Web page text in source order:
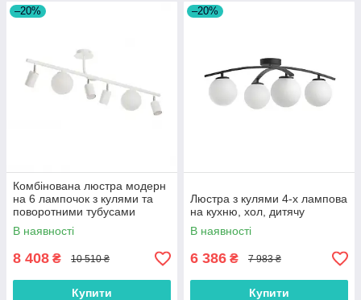
–20%
Комбінована люстра модерн
на 6 лампочок з кулями та
поворотними тубусами
В наявності
8 408 ₴ 10 510 ₴
Купити
–20%
Люстра з кулями 4-х лампова
на кухню, хол, дитячу
В наявності
6 386 ₴ 7 983 ₴
Купити